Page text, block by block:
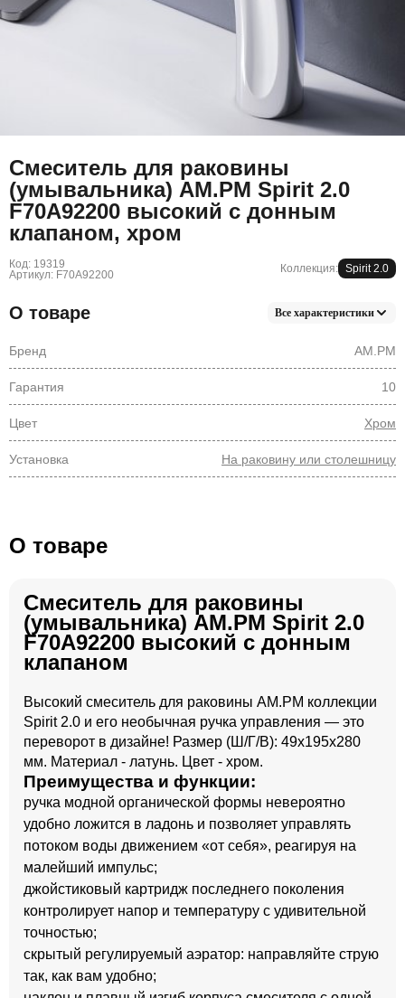
Смеситель для раковины
(умывальника) AM.PM Spirit 2.0
F70A92200 высокий с донным
клапаном, хром
Код: 19319
Артикул: F70A92200
Коллекция: Spirit 2.0
О товаре Все характеристики
Бренд AM.PM
Гарантия 10
Цвет Хром
Установка На раковину или столешницу
О товаре
Смеситель для раковины
(умывальника) AM.PM Spirit 2.0
F70A92200 высокий с донным
клапаном
Высокий смеситель для раковины AM.PM коллекции
Spirit 2.0 и его необычная ручка управления — это
переворот в дизайне! Размер (Ш/Г/В): 49x195x280
мм. Материал - латунь. Цвет - хром.
Преимущества и функции:
ручка модной органической формы невероятно
удобно ложится в ладонь и позволяет управлять
потоком воды движением «от себя», реагируя на
малейший импульс;
джойстиковый картридж последнего поколения
контролирует напор и температуру с удивительной
точностью;
скрытый регулируемый аэратор: направляйте струю
так, как вам удобно;